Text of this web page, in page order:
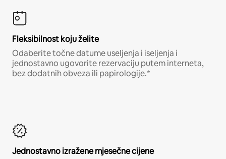
Fleksibilnost koju želite
Odaberite točne datume useljenja i iseljenja i
jednostavno ugovorite rezervaciju putem interneta,
bez dodatnih obveza ili papirologije.*
Jednostavno izražene mjesečne cijene